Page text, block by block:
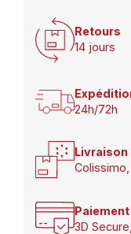
Retours
14 jours
24h/72h
Livraison
3D